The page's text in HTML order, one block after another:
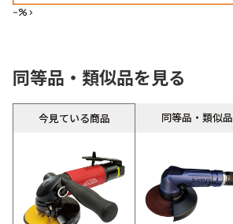
--%>
同等品・類似品を見る
今見ている商品 同等品・類似品